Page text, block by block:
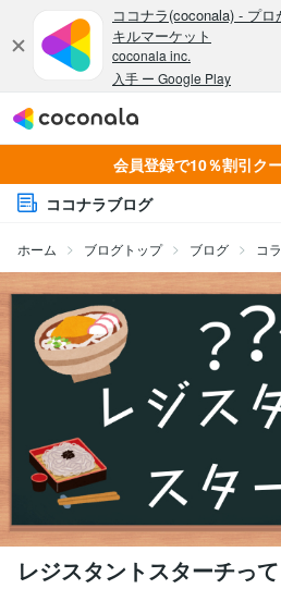
会員登録で10％割引ク
ココナラブログ
ホーム ブログトップ ブログ コ
レジスタントスターチって